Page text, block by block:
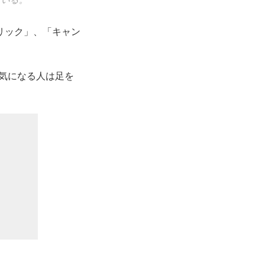
ック」、「キャン
になる人は足を